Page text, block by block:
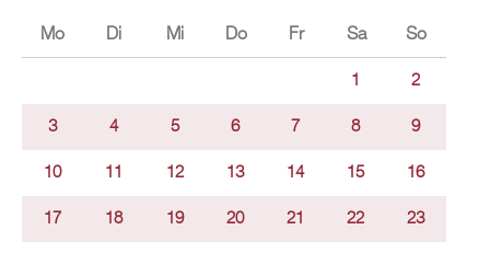
Mo Di Mi Do Fr Sa So
1 2
3 4 5 6 7 8 9
10 11 12 13 14 15 16
17 18 19 20 21 22 23